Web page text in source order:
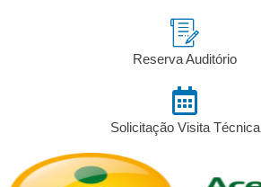
Reserva Auditório
Solicitação Visita Técnica